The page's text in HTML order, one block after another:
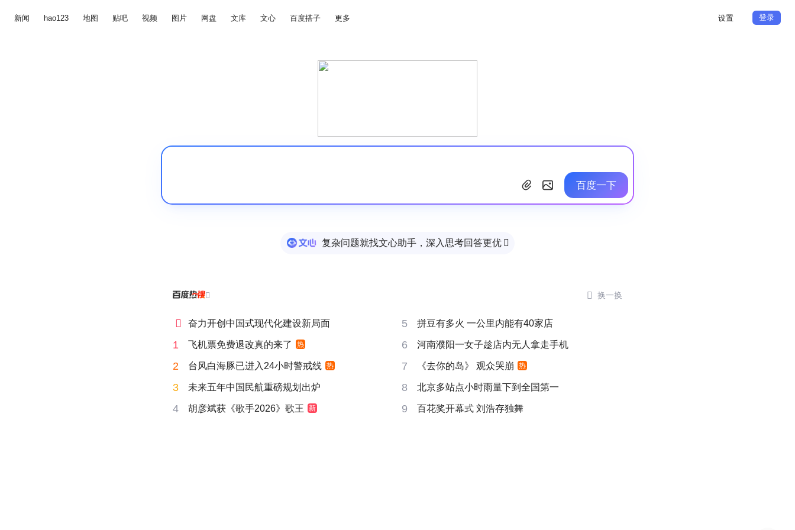
新闻 hao123 地图 贴吧 视频 图片 网盘 文库 文心 百度搭子 更多 设置 登录
百度一下
复杂问题就找文心助手，深入思考回答更优 
  换一换
 奋力开创中国式现代化建设新局面 5 拼豆有多火 一公里内能有40家店
1 飞机票免费退改真的来了 热 6 河南濮阳一女子趁店内无人拿走手机
2 台风白海豚已进入24小时警戒线 热 7 《去你的岛》 观众哭崩 热
3 未来五年中国民航重磅规划出炉 8 北京多站点小时雨量下到全国第一
4 胡彦斌获《歌手2026》歌王 新 9 百花奖开幕式 刘浩存独舞